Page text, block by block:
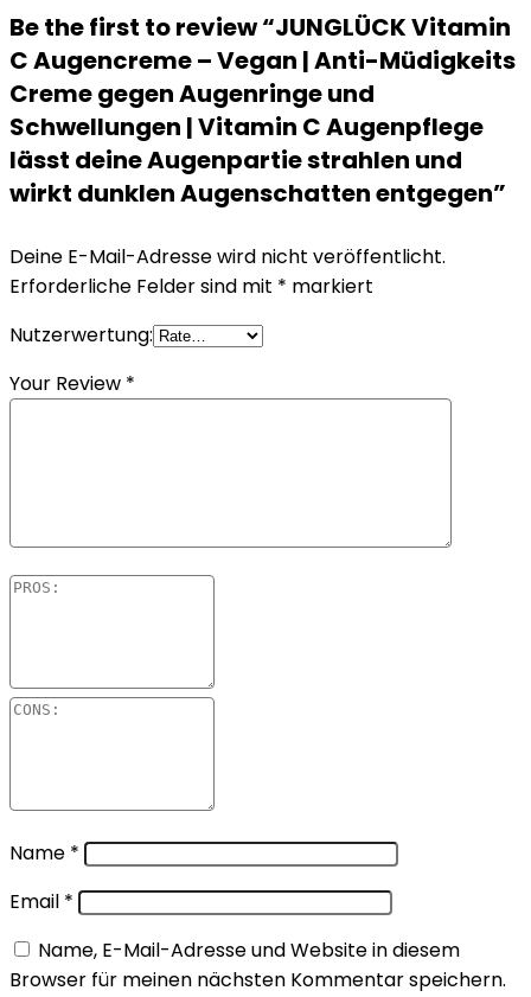
Be the first to review “JUNGLÜCK Vitamin
C Augencreme – Vegan | Anti-Müdigkeits
Creme gegen Augenringe und
Schwellungen | Vitamin C Augenpflege
lässt deine Augenpartie strahlen und
wirkt dunklen Augenschatten entgegen”
Deine E-Mail-Adresse wird nicht veröffentlicht.
Erforderliche Felder sind mit * markiert
Nutzerwertung:
Your Review *
Name *
Email *
Name, E-Mail-Adresse und Website in diesem
Browser für meinen nächsten Kommentar speichern.